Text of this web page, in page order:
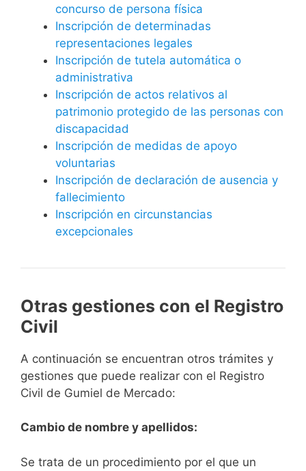
concurso de persona física
Inscripción de determinadas
representaciones legales
Inscripción de tutela automática o
administrativa
Inscripción de actos relativos al
patrimonio protegido de las personas con
discapacidad
Inscripción de medidas de apoyo
voluntarias
Inscripción de declaración de ausencia y
fallecimiento
Inscripción en circunstancias
excepcionales
Otras gestiones con el Registro
Civil
A continuación se encuentran otros trámites y
gestiones que puede realizar con el Registro
Civil de Gumiel de Mercado:
Cambio de nombre y apellidos:
Se trata de un procedimiento por el que un